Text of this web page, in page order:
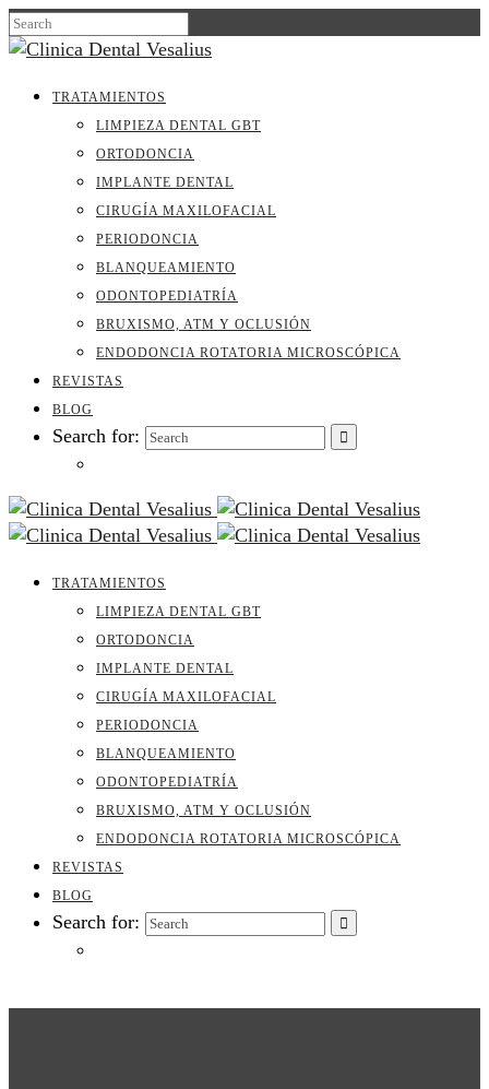
TRATAMIENTOS
LIMPIEZA DENTAL GBT
ORTODONCIA
IMPLANTE DENTAL
CIRUGÍA MAXILOFACIAL
PERIODONCIA
BLANQUEAMIENTO
ODONTOPEDIATRÍA
BRUXISMO, ATM Y OCLUSIÓN
ENDODONCIA ROTATORIA MICROSCÓPICA
REVISTAS
BLOG
Search for:
TRATAMIENTOS
LIMPIEZA DENTAL GBT
ORTODONCIA
IMPLANTE DENTAL
CIRUGÍA MAXILOFACIAL
PERIODONCIA
BLANQUEAMIENTO
ODONTOPEDIATRÍA
BRUXISMO, ATM Y OCLUSIÓN
ENDODONCIA ROTATORIA MICROSCÓPICA
REVISTAS
BLOG
Search for: